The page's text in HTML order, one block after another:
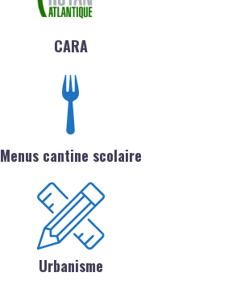
CARA
Menus cantine scolaire
Urbanisme